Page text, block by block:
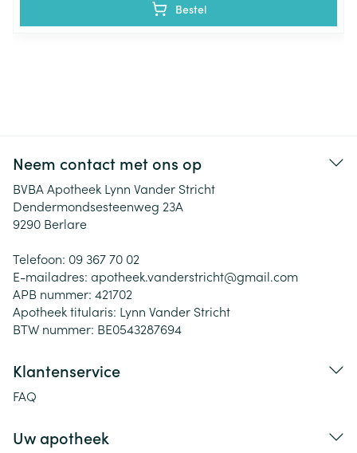
Bestel
Neem contact met ons op
BVBA Apotheek Lynn Vander Stricht
Dendermondsesteenweg 23A
9290 Berlare
Telefoon: 09 367 70 02
E-mailadres: apotheek.vanderstricht@gmail.com
APB nummer: 421702
Apotheek titularis: Lynn Vander Stricht
BTW nummer: BE0543287694
Klantenservice
FAQ
Uw apotheek